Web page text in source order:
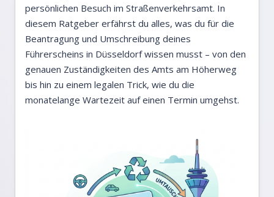
persönlichen Besuch im Straßenverkehrsamt. In
diesem Ratgeber erfährst du alles, was du für die
Beantragung und Umschreibung deines
Führerscheins in Düsseldorf wissen musst – von den
genauen Zuständigkeiten des Amts am Höherweg
bis hin zu einem legalen Trick, wie du die
monatelange Wartezeit auf einen Termin umgehst.